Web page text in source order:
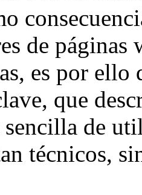
de páginas
es por
que
de
técnicos,